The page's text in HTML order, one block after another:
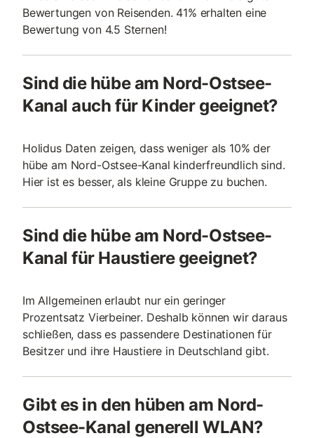
Bewertungen von Reisenden. 41% erhalten eine
Bewertung von 4.5 Sternen!
Sind die hübe am Nord-Ostsee-
Kanal auch für Kinder geeignet?
Holidus Daten zeigen, dass weniger als 10% der
hübe am Nord-Ostsee-Kanal kinderfreundlich sind.
Hier ist es besser, als kleine Gruppe zu buchen.
Sind die hübe am Nord-Ostsee-
Kanal für Haustiere geeignet?
Im Allgemeinen erlaubt nur ein geringer
Prozentsatz Vierbeiner. Deshalb können wir daraus
schließen, dass es passendere Destinationen für
Besitzer und ihre Haustiere in Deutschland gibt.
Gibt es in den hüben am Nord-
Ostsee-Kanal generell WLAN?